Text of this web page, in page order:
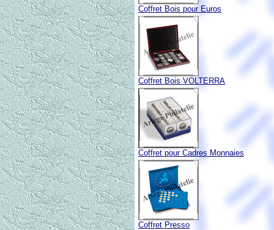
Coffret Bois pour Euros
Coffret Bois VOLTERRA
Coffret pour Cadres Monnaies
Coffret Presso